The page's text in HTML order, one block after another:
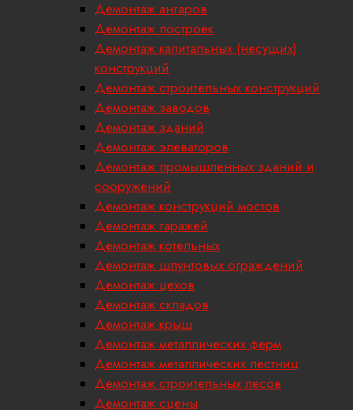
Демонтаж ангаров
Демонтаж построек
Демонтаж капитальных (несущих)
конструкций
Демонтаж строительных конструкций
Демонтаж заводов
Демонтаж зданий
Демонтаж элеваторов
Демонтаж промышленных зданий и
сооружений
Демонтаж конструкций мостов
Демонтаж гаражей
Демонтаж котельных
Демонтаж шпунтовых ограждений
Демонтаж цехов
Демонтаж складов
Демонтаж крыш
Демонтаж металлических ферм
Демонтаж металлических лестниц
Демонтаж строительных лесов
Демонтаж сцены